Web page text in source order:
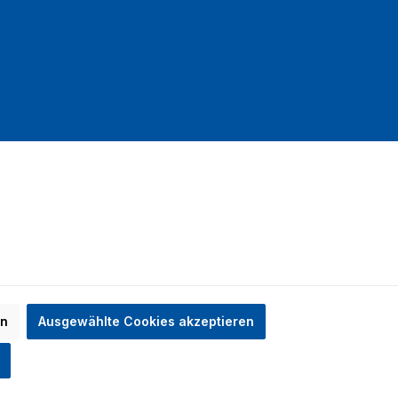
nicht anders angegeben.
Ausgewählte Cookies akzeptieren